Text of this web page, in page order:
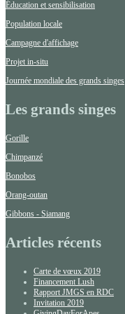
Éducation et sensibilisation
Population locale
Campagne d'affichage
Projet in-situ
Journée mondiale des grands singes
Les grands singes
Gorille
Chimpanzé
Bonobos
Orang-outan
Gibbons - Siamang
Articles récents
Carte de vœux 2019
Financement Lush
Rapport JMGS en RDC
Invitation 2019